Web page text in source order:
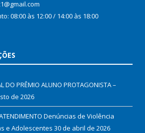
08:00 às 12:00 / 14:00 às 18:00
DO PRÊMIO ALUNO PROTAGONISTA –
de 2026
Denúncias de Violência
e Adolescentes 30 de abril de 2026